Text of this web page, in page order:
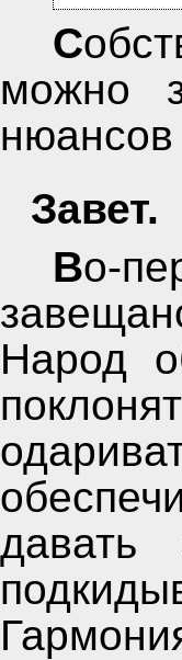
Собственно, на этом, сказку про белого бычка
можно
нюансов
Завет.
Во-первых, завет, это не то, что заповедано или
Народ